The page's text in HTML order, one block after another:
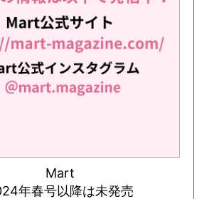
Mart
年春号以降は未発売